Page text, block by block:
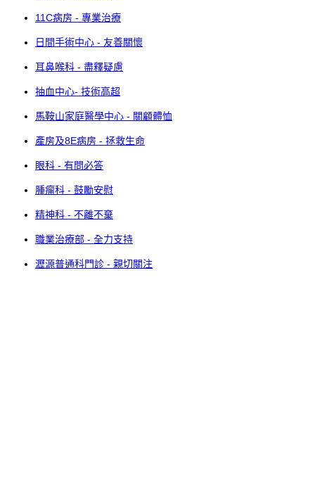
11C病房 - 專業治療
日間手術中心 - 友善關懷
耳鼻喉科 - 盡釋疑慮
抽血中心- 技術高超
馬鞍山家庭醫學中心 - 關顧體恤
產房及8E病房 - 拯救生命
眼科 - 有問必答
腫瘤科 - 鼓勵安慰
精神科 - 不離不棄
職業治療部 - 全力支持
瀝源普通科門診 - 親切關注